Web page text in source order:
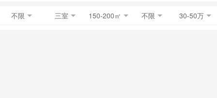
不限 三室 150-200㎡ 不限 30-50万